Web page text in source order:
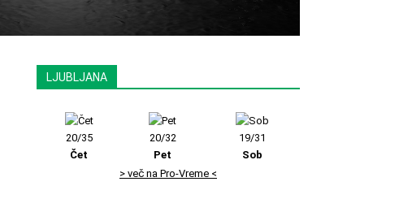
LJUBLJANA
20/35
Čet
20/32
Pet
19/31
Sob
> več na Pro-Vreme <